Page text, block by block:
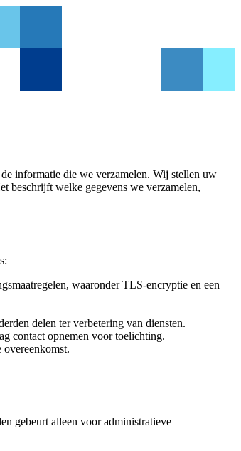
informatie die we verzamelen. Wij stellen uw
beschrijft welke gegevens we verzamelen,
waaronder TLS-encryptie en een
delen ter verbetering van diensten.
contact opnemen voor toelichting.
gebeurt alleen voor administratieve